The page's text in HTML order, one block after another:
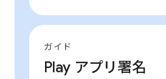
ガイド
Play アプリ署名